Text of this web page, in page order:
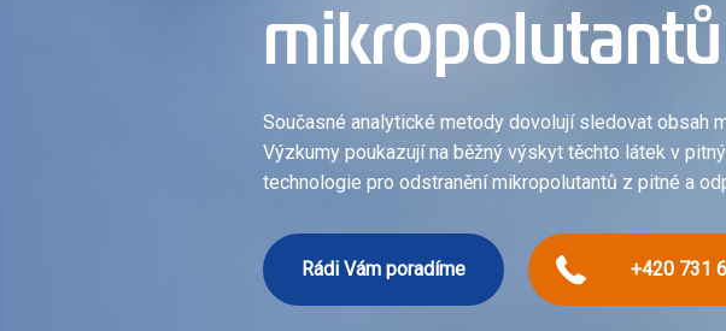
mikropolutantů
Současné analytické metody dovolují sledovat obsah
Výzkumy poukazují na běžný výskyt těchto látek v
technologie pro odstranění mikropolutantů z pitné a
Rádi Vám poradíme +420 731